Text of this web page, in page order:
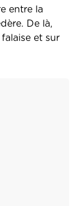
entre la
De là,
et sur